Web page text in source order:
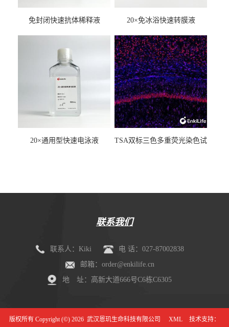
免封闭快速抗体稀释液 20×免冰浴快速转膜液
20×通用型快速电泳液
TSA双标三色多重荧光染色试
联系我们
联系人：Kiki
电 话：027-87002838
邮箱：order@enkilife.cn
地 址：高新大道666号C6栋C6305
版权所有 Copyright (©) 2026 武汉恩玑生命科技有限公司 XML 技术支持：